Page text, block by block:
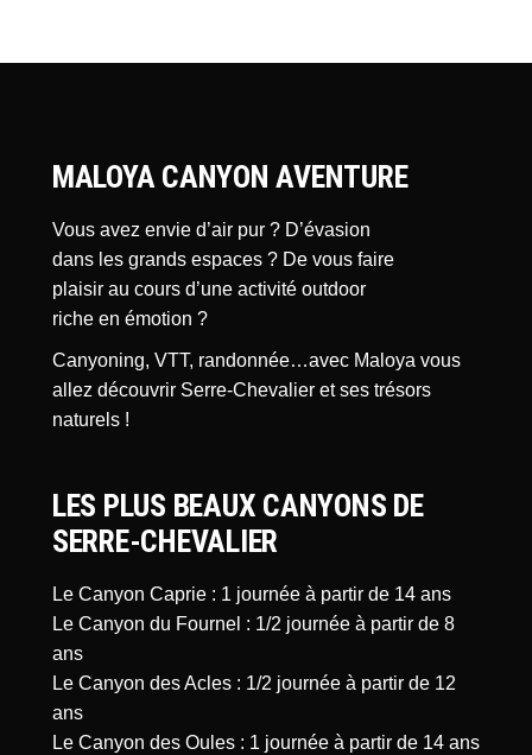
MALOYA CANYON AVENTURE
Vous avez envie d’air pur ? D’évasion
dans les grands espaces ? De vous faire
plaisir au cours d’une activité outdoor
riche en émotion ?
Canyoning, VTT, randonnée…avec Maloya vous
allez découvrir Serre-Chevalier et ses trésors
naturels !
LES PLUS BEAUX CANYONS DE
SERRE-CHEVALIER
Le Canyon Caprie : 1 journée à partir de 14 ans
Le Canyon du Fournel : 1/2 journée à partir de 8
ans
Le Canyon des Acles : 1/2 journée à partir de 12
ans
Le Canyon des Oules : 1 journée à partir de 14 ans